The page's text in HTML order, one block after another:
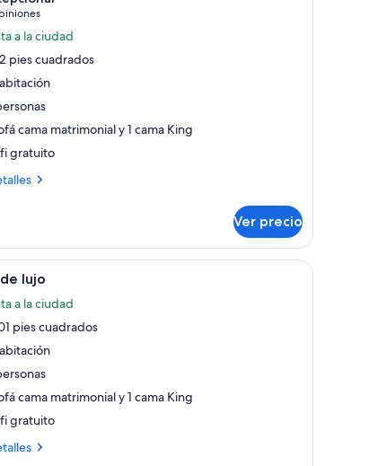
10
a la ciudad
pies cuadrados
cama matrimonial y 1 cama King
gratuito
Ver precio
candelabro y cuadros enmarcados.Una sala de estar bien amoblada con sofá,
lujo
a la ciudad
pies cuadrados
cama matrimonial y 1 cama King
gratuito